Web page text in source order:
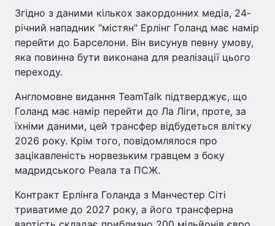
Згідно з даними кількох закордонних медіа, 24-
річний нападник "містян" Ерлінг Голанд має намір
перейти до Барселони. Він висунув певну умову,
яка повинна бути виконана для реалізації цього
переходу.
Англомовне видання TeamTalk підтверджує, що
Голанд має намір перейти до Ла Ліги, проте, за
їхніми даними, цей трансфер відбудеться влітку
2026 року. Крім того, повідомлялося про
зацікавленість норвезьким гравцем з боку
мадридського Реала та ПСЖ.
Контракт Ерлінга Голанда з Манчестер Сіті
триватиме до 2027 року, а його трансферна